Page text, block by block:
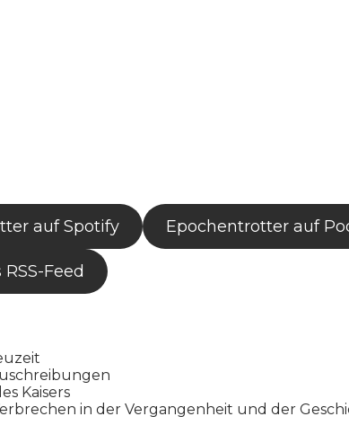
auf Spotify Epochentrotter auf
Feed
Kaisers
in der Vergangenheit und der